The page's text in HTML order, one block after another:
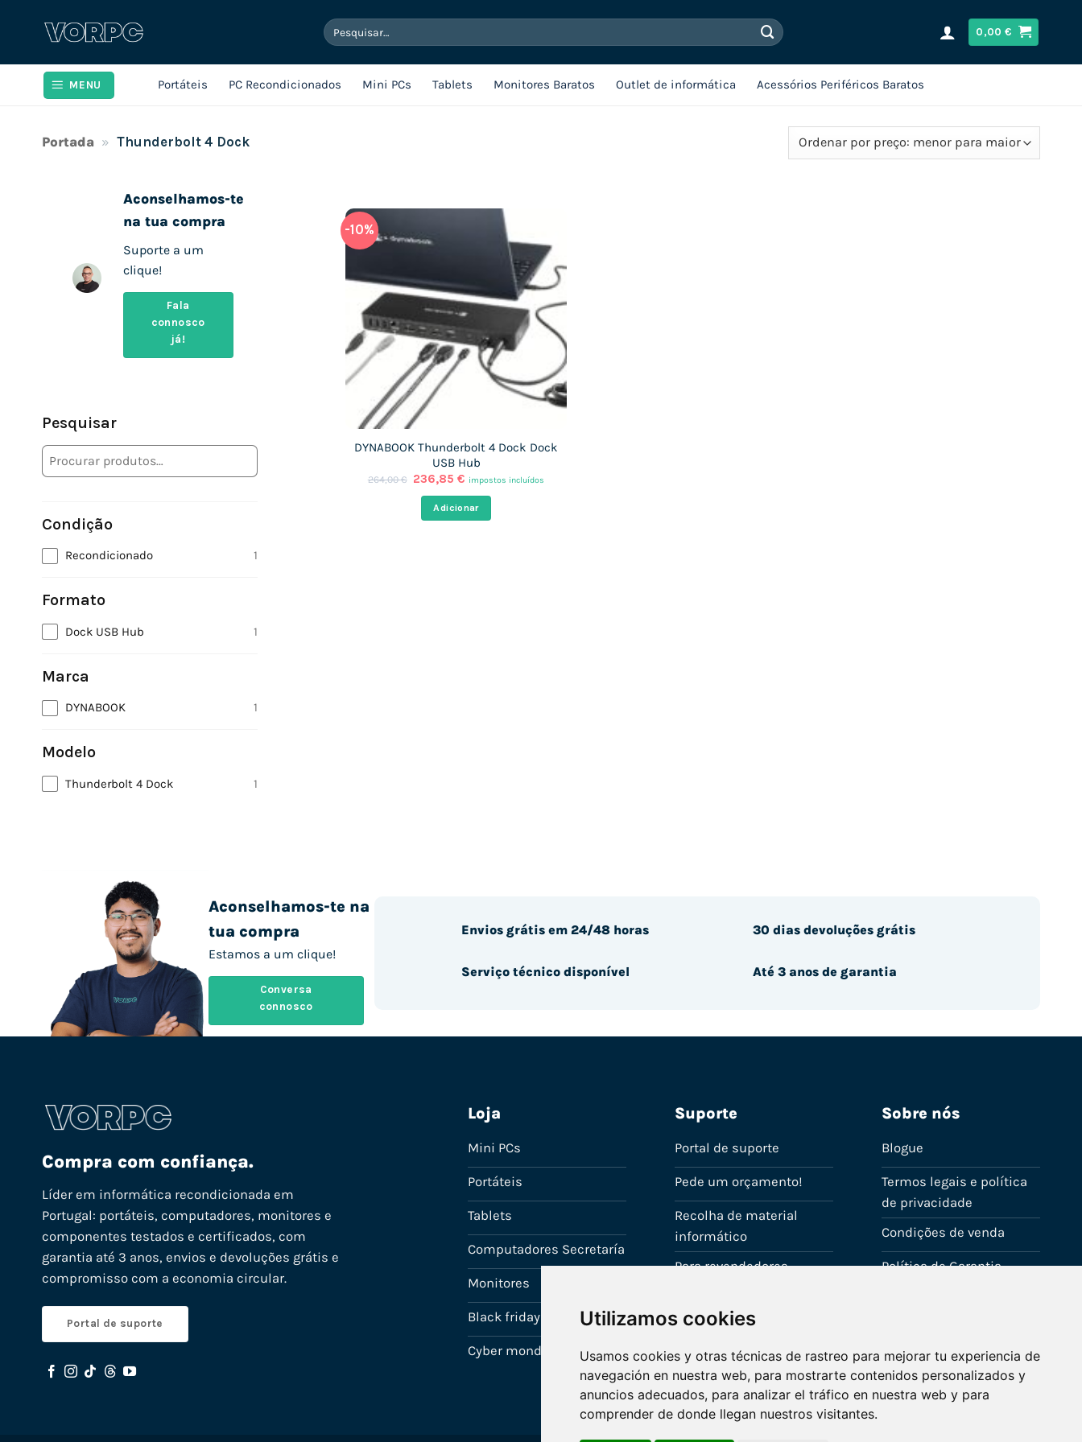
Utilizamos cookies
Usamos cookies y otras técnicas de rastreo para mejorar tu experiencia de
navegación en nuestra web, para mostrarte contenidos personalizados y
anuncios adecuados, para analizar el tráfico en nuestra web y para
comprender de donde llegan nuestros visitantes.
Pesquisar
por:
0,00€
MENU Portáteis PC Recondicionados Mini PCs Tablets Monitores Baratos Outlet de informática Acessórios Periféricos Baratos
Portada » Thunderbolt 4 Dock
Aconselhamos-te
na tua compra
Suporte a um
clique!
Fala
connosco
já!
Pesquisar
Condição
Recondicionado 1
Formato
Dock USB Hub 1
Marca
DYNABOOK 1
Modelo
Thunderbolt 4 Dock 1
-10%
DYNABOOK Thunderbolt 4 Dock Dock
USB Hub
264,00€ O
original
era:
236,85€ O
atual
é:
impostos incluídos
Adicionar
Aconselhamos-te na
tua compra
Estamos a um clique!
Conversa
connosco
Envios grátis em 24/48 horas
Serviço técnico disponível
30 dias devoluções grátis
Até 3 anos de garantia
Compra com confiança.
Líder em informática recondicionada em
Portugal: portáteis, computadores, monitores e
componentes testados e certificados, com
garantia até 3 anos, envios e devoluções grátis e
compromisso com a economia circular.
Portal de suporte
Loja
Mini PCs
Portáteis
Tablets
Computadores Secretaría
Monitores
Black friday
Cyber monday
Suporte
Portal de suporte
Pede um orçamento!
Recolha de material
informático
Para revendedores
Sobre nós
Blogue
Termos legais e política
de privacidade
Condições de venda
Política de Garantia
Fale connosco